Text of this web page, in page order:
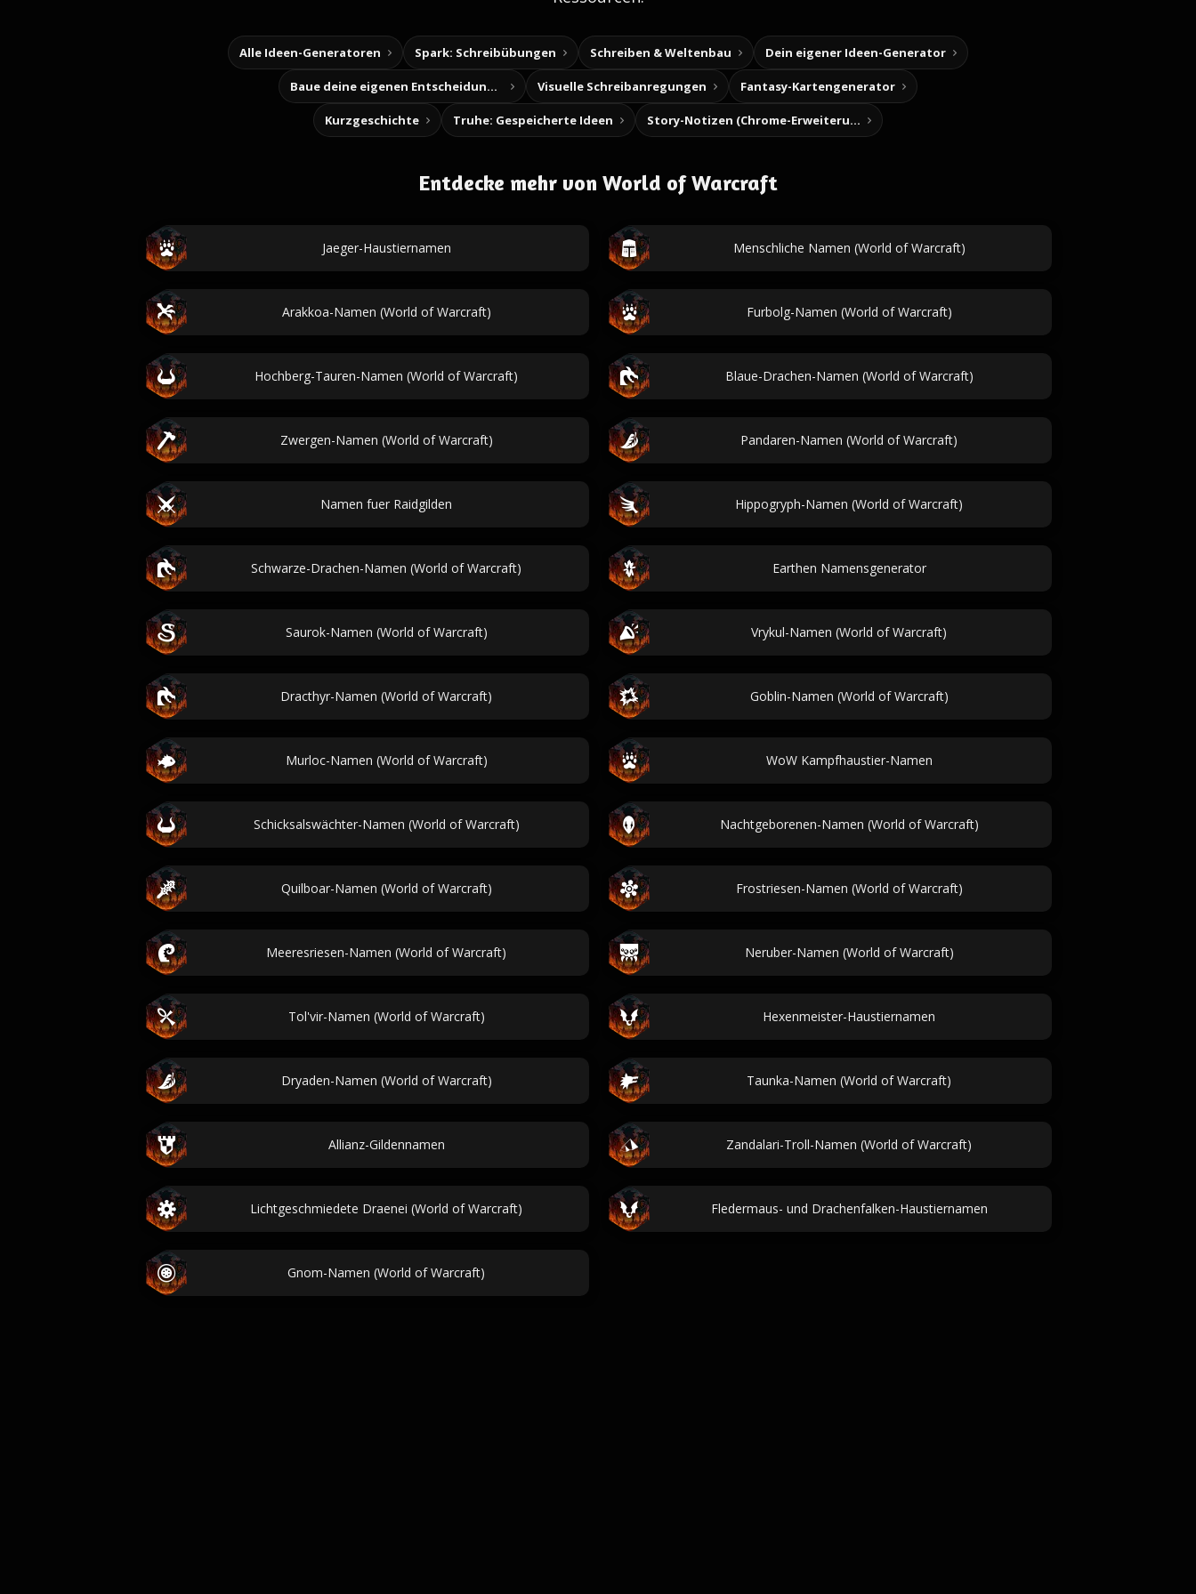
Alle Ideen-Generatoren Spark: Schreibübungen Schreiben & Weltenbau Dein eigener Ideen-Generator
Baue deine eigenen Entscheidungsabenteuer Visuelle Schreibanregungen Fantasy-Kartengenerator
Kurzgeschichte Truhe: Gespeicherte Ideen Story-Notizen (Chrome-Erweiterung)
Entdecke mehr von World of Warcraft
Jaeger-Haustiernamen Menschliche Namen (World of Warcraft)
Arakkoa-Namen (World of Warcraft) Furbolg-Namen (World of Warcraft)
Hochberg-Tauren-Namen (World of Warcraft) Blaue-Drachen-Namen (World of Warcraft)
Zwergen-Namen (World of Warcraft) Pandaren-Namen (World of Warcraft)
Namen fuer Raidgilden Hippogryph-Namen (World of Warcraft)
Schwarze-Drachen-Namen (World of Warcraft) Earthen Namensgenerator
Saurok-Namen (World of Warcraft) Vrykul-Namen (World of Warcraft)
Dracthyr-Namen (World of Warcraft) Goblin-Namen (World of Warcraft)
Murloc-Namen (World of Warcraft) WoW Kampfhaustier-Namen
Schicksalswächter-Namen (World of Warcraft) Nachtgeborenen-Namen (World of Warcraft)
Quilboar-Namen (World of Warcraft) Frostriesen-Namen (World of Warcraft)
Meeresriesen-Namen (World of Warcraft) Neruber-Namen (World of Warcraft)
Tol'vir-Namen (World of Warcraft) Hexenmeister-Haustiernamen
Dryaden-Namen (World of Warcraft) Taunka-Namen (World of Warcraft)
Allianz-Gildennamen Zandalari-Troll-Namen (World of Warcraft)
Lichtgeschmiedete Draenei (World of Warcraft) Fledermaus- und Drachenfalken-Haustiernamen
Gnom-Namen (World of Warcraft)